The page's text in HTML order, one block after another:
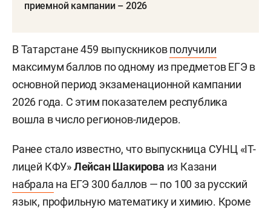
приемной кампании – 2026
В Татарстане 459 выпускниковполучили
максимум баллов по одному из предметов ЕГЭ в
основной период экзаменационной кампании
2026 года. С этим показателем республика
вошла в число регионов-лидеров.
Ранее стало известно, что выпускница СУНЦ «IT-
лицей КФУ»Лейсан Шакирова из Казани
набрала на ЕГЭ 300 баллов — по 100 за русский
язык, профильную математику и химию. Кроме